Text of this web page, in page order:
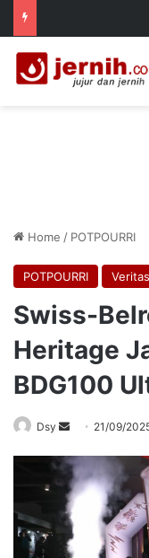
Home / POTPOURRI
POTPOURRI Veritas
Swiss-
Heritage
BDG100
Dsy
Send
email
21/09/